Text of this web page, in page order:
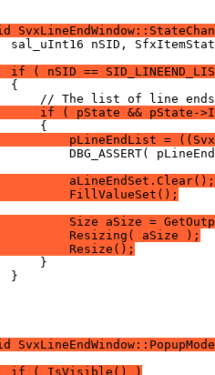
if ( nSID ==
if ( pState && pState-
pLineEndList =
aLineEndSet.Clear();
FillValueSet();
Size aSize =
Resizing( aSize );
Resize();
if ( IsVisible() )